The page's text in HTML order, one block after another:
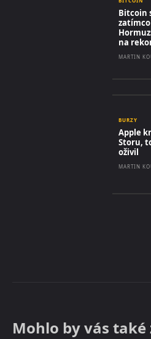
Bitcoin
na
MARTIN
BURZY
Apple
Storu,
oživil
MARTIN
Mohlo by vás